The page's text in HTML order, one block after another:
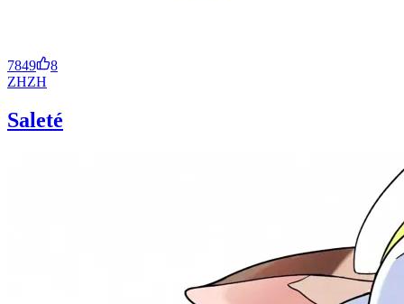
7849
8
ZHZH
Saleté